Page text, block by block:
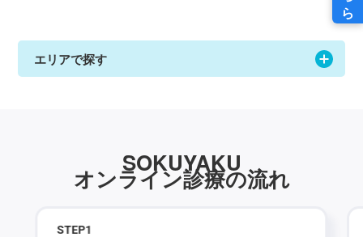
エリアで探す
SOKUYAKU
オンライン診療の流れ
STEP1